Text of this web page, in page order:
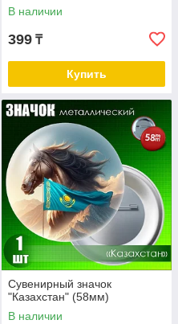
В наличии
399 ₸
Купить
Сувенирный значок
"Казахстан" (58мм)
В наличии